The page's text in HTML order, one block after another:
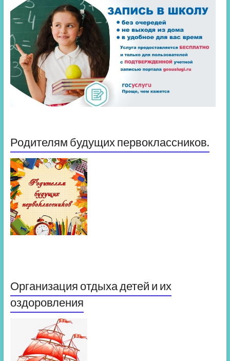
Родителям будущих первоклассников.
Организация отдыха детей и их
оздоровления